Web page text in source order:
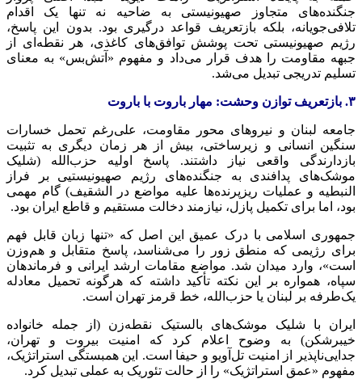
جنگنده‌های متجاوز صهیونیستی به ضاحیه نه تنها یک اقدام
تلافی‌جویانه، بلکه بازتعریف قواعد درگیری بود. بدون این پاسخ،
رژیم صهیونیستی تحت پوشش توافق‌های کاغذی، هر نقطه‌ای از
جبهه مقاومت را هدف قرار می‌داد و مفهوم «آتش‌بس» به معنای
تسلیم تدریجی تبدیل می‌شد.
۳. بازتعریف توازن وحشت: مهار باروت با باروت
جامعه لبنان و نیروهای محور مقاومت، علی‌رغم تحمل خسارات
سنگین انسانی و زیرساختی، بیش از هر زمان دیگری به تثبیت
بازدارندگی واقعی نیاز داشتند. پاسخ اولیه حزب‌الله (شلیک
موشک‌های پدافندی به جنگنده‌های رژیم صهیونیستیی بر فراز
النبطیه و عملیات ریزپرنده‌ها علیه مواضع در الشقیف) گام مهمی
بود، اما برای تکمیل پازل، نیازمند دخالت مستقیم و قاطع ایران بود.
جمهوری اسلامی با درک عمیق این اصل که «تنها زبان قابل فهم
برای رژیمی که منطق زور را می‌شناسد، پاسخ متقابل و هم‌وزن
است»، وارد میدان شد. مواضع مقامات ارشد ایرانی و فرماندهان
سپاه، همواره بر این نکته تأکید داشته که هرگونه تحمیل معادله
یک‌طرفه بر لبنان یا حزب‌الله، خط قرمز تهران است.
ایران با شلیک موشک‌های بالستیک نقطه‌زن (از جمله خانواده
خیبرشکن) به وضوح اعلام کرد که امنیت بیروت و تهران،
جدایی‌ناپذیر از امنیت تل‌آویو و حیفا است. این همبستگی استراتژیک،
مفهوم «عمق استراتژیک» را از حالت تئوریک به عملی تبدیل کرد.